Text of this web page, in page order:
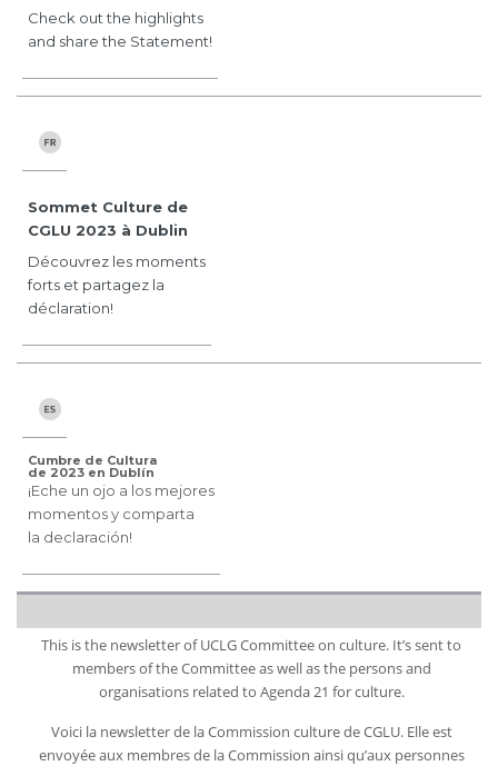
Check out the highlights
and share the Statement!
Sommet Culture de
CGLU 2023 à Dublin
Découvrez les moments
forts et partagez la
déclaration!
Cumbre de Cultura
de 2023 en Dublín
¡Eche un ojo a los mejores
momentos y comparta
la declaración!
This is the newsletter of UCLG Committee on culture. It’s sent to
members of the Committee as well as the persons and
organisations related to Agenda 21 for culture.
Voici la newsletter de la Commission culture de CGLU. Elle est
envoyée aux membres de la Commission ainsi qu’aux personnes